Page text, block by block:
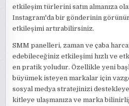
etkileşim türlerini satın almanıza
Instagram'da bir gönderinin
etkileşimi artırabilirsiniz.
SMM panelleri, zaman ve çaba
edebileceğiniz etkileşimi hızlı ve
en pratik yoludur. Özellikle yeni
büyümek isteyen markalar için
sosyal medya stratejinizi
kitleye ulaşmanıza ve marka